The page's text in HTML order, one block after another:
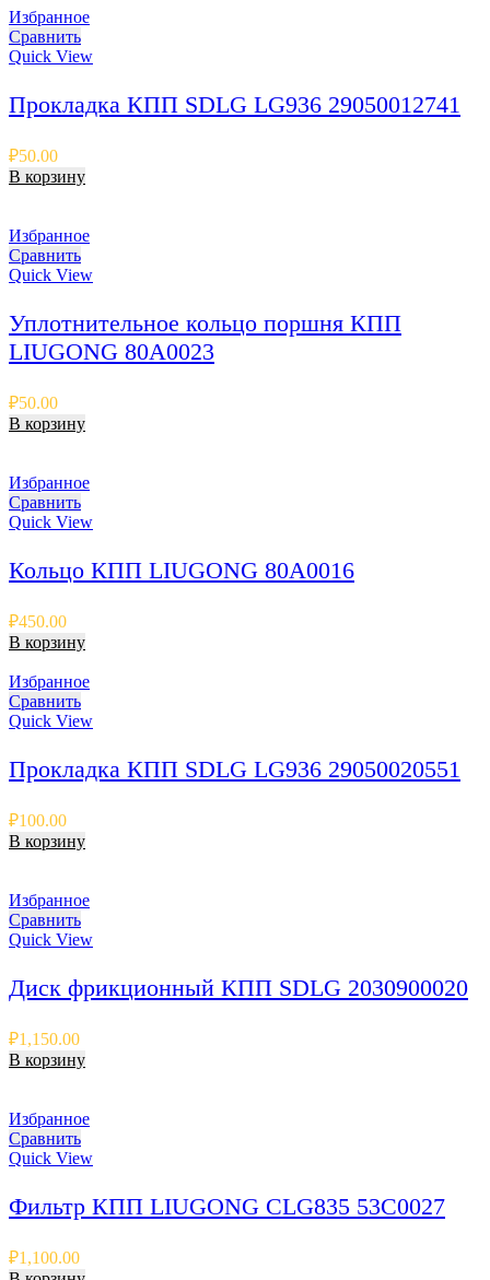
Избранное
Сравнить
Quick View
Прокладка КПП SDLG LG936 29050012741
₽50.00
В корзину
Избранное
Сравнить
Quick View
Уплотнительное кольцо поршня КПП
LIUGONG 80A0023
₽50.00
В корзину
Избранное
Сравнить
Quick View
Кольцо КПП LIUGONG 80A0016
₽450.00
В корзину
Избранное
Сравнить
Quick View
Прокладка КПП SDLG LG936 29050020551
₽100.00
В корзину
Избранное
Сравнить
Quick View
Диск фрикционный КПП SDLG 2030900020
₽1,150.00
В корзину
Избранное
Сравнить
Quick View
Фильтр КПП LIUGONG CLG835 53C0027
₽1,100.00